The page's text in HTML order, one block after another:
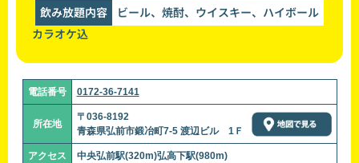
飲み放題内容
ビール、焼酎、ウイスキー、ハイボール
カラオケ込
電話番号 0172-36-7141
所在地
〒036-8192
青森県弘前市鍛冶町7-5 渡辺ビル 1Ｆ
アクセス 中央弘前駅(320m)弘高下駅(980m)